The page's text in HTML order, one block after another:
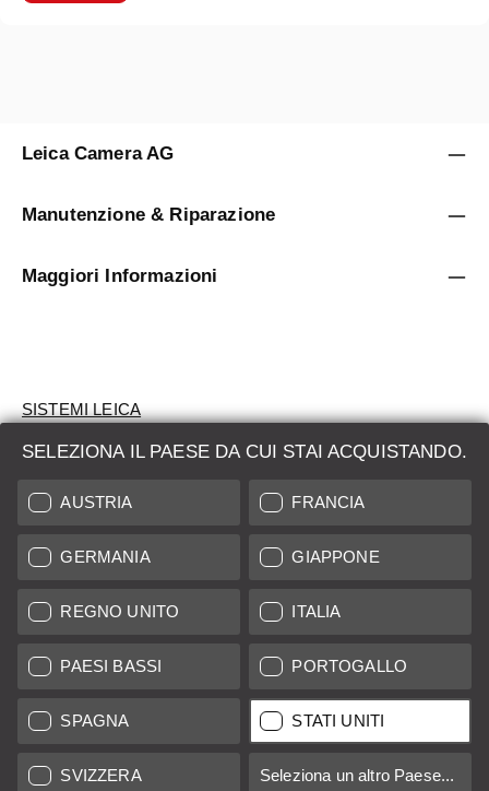
SELEZIONA IL PAESE DA CUI STAI ACQUISTANDO.
AUSTRIA FRANCIA
GERMANIA GIAPPONE
REGNO UNITO ITALIA
PAESI BASSI PORTOGALLO
SPAGNA STATI UNITI
SVIZZERA Seleziona un altro Paese...
Leica Camera AG
Manutenzione & Riparazione
Maggiori Informazioni
SISTEMI LEICA
VALUTAZIONE
CERCHI UN PRODOTTO?
ASTE
PRODOTTI NUOVI
LEICA STORES
Tutti i prezzi dei fornitori con sede in UE/Regno Unito incl. IVA più
Tutti i prezzi dei fornitori con sede negli Stati Uniti escl. Imposta